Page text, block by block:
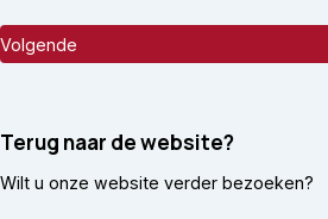
Terug naar de website?
Wilt u onze website verder bezoeken?